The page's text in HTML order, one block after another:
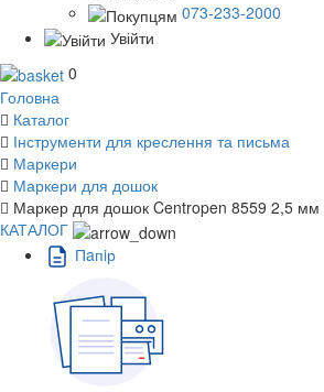
073-233-2000
Увійти
0
Головна
Каталог
Інструменти для креслення та письма
Маркери
Маркери для дошок
Маркер для дошок Centropen 8559 2,5 мм
КАТАЛОГ
Пaпiр